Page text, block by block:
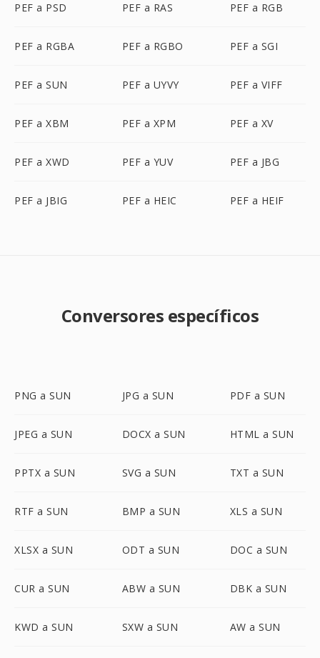
PEF a PSD PEF a RAS PEF a RGB
PEF a RGBA PEF a RGBO PEF a SGI
PEF a SUN PEF a UYVY PEF a VIFF
PEF a XBM PEF a XPM PEF a XV
PEF a XWD PEF a YUV PEF a JBG
PEF a JBIG PEF a HEIC PEF a HEIF
Conversores específicos
PNG a SUN JPG a SUN PDF a SUN
JPEG a SUN DOCX a SUN HTML a SUN
PPTX a SUN SVG a SUN TXT a SUN
RTF a SUN BMP a SUN XLS a SUN
XLSX a SUN ODT a SUN DOC a SUN
CUR a SUN ABW a SUN DBK a SUN
KWD a SUN SXW a SUN AW a SUN